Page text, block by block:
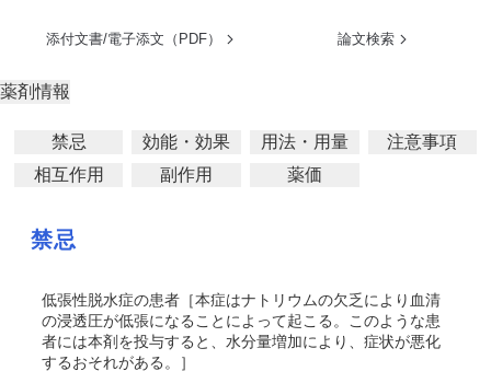
添付文書/電子添文（PDF） 論文検索
薬剤情報
禁忌 効能・効果 用法・用量
注意事項
相互作用
副作用 薬価
禁忌
低張性脱水症の患者 ［本症はナトリウムの欠乏により血清
の浸透圧が低張になることによって起こる。このような患
者には本剤を投与すると、水分量増加により、症状が悪化
するおそれがある。］